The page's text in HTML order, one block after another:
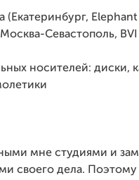
(Екатеринбург,
Севастополь,
носителей: диски,
мне студиями и
своего дела. Поэтому